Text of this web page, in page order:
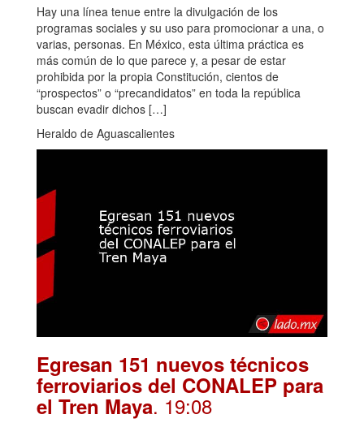
Hay una línea tenue entre la divulgación de los
programas sociales y su uso para promocionar a una, o
varias, personas. En México, esta última práctica es
más común de lo que parece y, a pesar de estar
prohibida por la propia Constitución, cientos de
“prospectos” o “precandidatos” en toda la república
buscan evadir dichos […]
Heraldo de Aguascalientes
Egresan 151 nuevos técnicos
ferroviarios del CONALEP para
el Tren Maya. 19:08